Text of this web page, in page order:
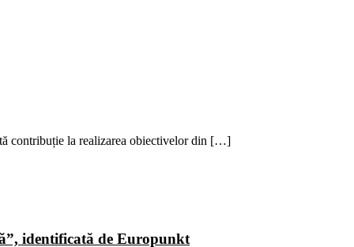
contribuție la realizarea obiectivelor din […]
identificată de Europunkt